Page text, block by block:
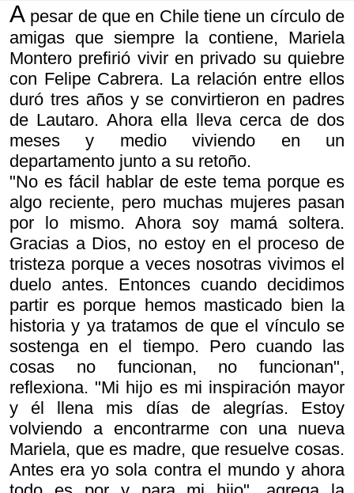
A pesar de que en Chile tiene un círculo de
amigas que siempre la contiene, Mariela
Montero prefirió vivir en privado su quiebre
con Felipe Cabrera. La relación entre ellos
duró tres años y se convirtieron en padres
de Lautaro. Ahora ella lleva cerca de dos
meses y medio viviendo en un
departamento junto a su retoño.
"No es fácil hablar de este tema porque es
algo reciente, pero muchas mujeres pasan
por lo mismo. Ahora soy mamá soltera.
Gracias a Dios, no estoy en el proceso de
tristeza porque a veces nosotras vivimos el
duelo antes. Entonces cuando decidimos
partir es porque hemos masticado bien la
historia y ya tratamos de que el vínculo se
sostenga en el tiempo. Pero cuando las
cosas no funcionan, no funcionan",
reflexiona. "Mi hijo es mi inspiración mayor
y él llena mis días de alegrías. Estoy
volviendo a encontrarme con una nueva
Mariela, que es madre, que resuelve cosas.
Antes era yo sola contra el mundo y ahora